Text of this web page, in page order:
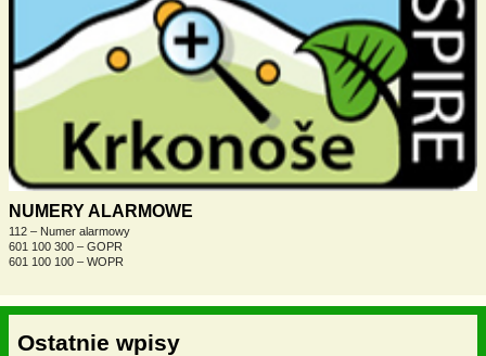
NUMERY ALARMOWE
112 – Numer alarmowy
601 100 300 – GOPR
601 100 100 – WOPR
Ostatnie wpisy